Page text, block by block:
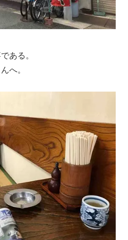
ある。
へ。